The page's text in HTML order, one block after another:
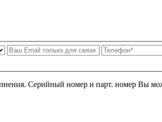
Серийный номер и парт. номер Вы